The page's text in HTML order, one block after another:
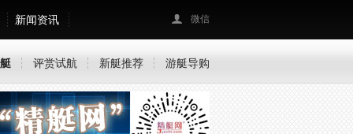
新闻资讯 微信
评赏试航 新艇推荐 游艇导购